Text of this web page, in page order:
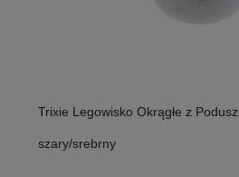
Trixie Legowisko Okrągłe z
szary/srebrny